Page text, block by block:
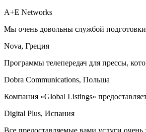
A+E Networks
Мы очень довольны службой
Nova, Греция
Программы телепередач для прессы,
Dobra Communications, Польша
Компания «Global Listings»
Digital Plus, Испания
Все предоставляемые вами услуги очень